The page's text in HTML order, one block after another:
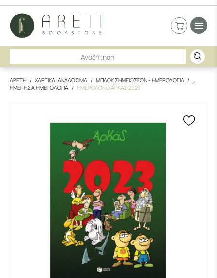
ΑΡΕΤΗ ΧΑΡΤΙΚΑ-ΑΝΑΛΩΣΙΜΑ
ΜΠΛΟΚ ΣΗΜΕΙΩΣΕΩΝ - ΗΜΕΡΟΛΟΓΙΑ
ΗΜΕΡΗΣΙΑ ΗΜΕΡΟΛΟΓΙΑ
ΗΜΕΡΟΛΟΓΙΟ ΑΡΚΑΣ 2023